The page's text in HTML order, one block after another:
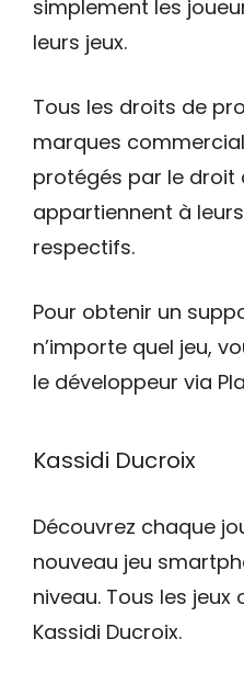
simplement les
leurs jeux.
Tous les droits de
marques
protégés par le droit
appartiennent à
respectifs.
Pour obtenir un
n’importe quel jeu,
le développeur via
Kassidi Ducroix
Découvrez chaque
nouveau jeu
niveau. Tous les
Kassidi Ducroix.